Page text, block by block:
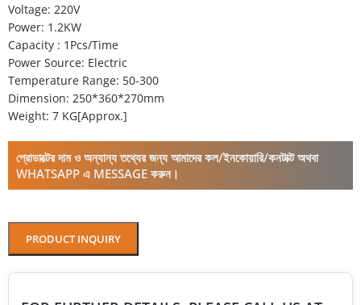
Voltage: 220V
Power: 1.2KW
Capacity : 1Pcs/Time
Power Source: Electric
Temperature Range: 50-300
Dimension: 250*360*270mm
Weight: 7 KG[Approx.]
প্রোডাক্টের দাম ও অন্যান্য তথ্যের জন্য আমাদের কল/ইনকোয়ারি/কনটাক্ট অথবা
WHATSAPP এ MESSAGE করুন।
PRODUCT INQUIRY